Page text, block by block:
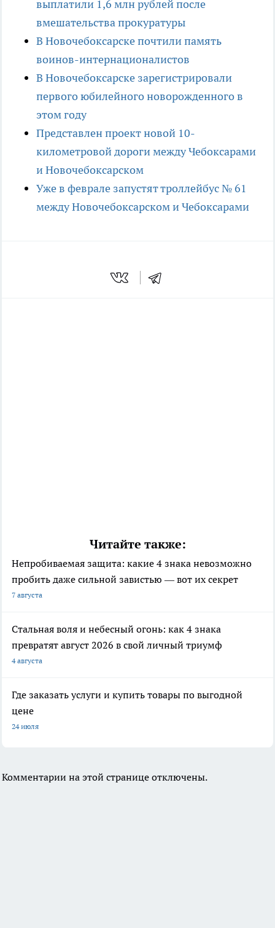
выплатили 1,6 млн рублей после
вмешательства прокуратуры
В Новочебоксарске почтили память
воинов-интернационалистов
В Новочебоксарске зарегистрировали
первого юбилейного новорожденного в
этом году
Представлен проект новой 10-
километровой дороги между Чебоксарами
и Новочебоксарском
Уже в феврале запустят троллейбус № 61
между Новочебоксарском и Чебоксарами
Читайте также:
Непробиваемая защита: какие 4 знака невозможно
пробить даже сильной завистью — вот их секрет
7 августа
Стальная воля и небесный огонь: как 4 знака
превратят август 2026 в свой личный триумф
4 августа
Где заказать услуги и купить товары по выгодной
цене
24 июля
Комментарии на этой странице отключены.